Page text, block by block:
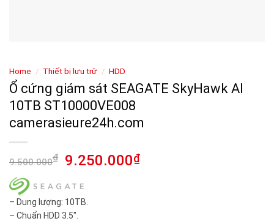
Home / Thiết bị lưu trữ / HDD
Ổ cứng giám sát SEAGATE SkyHawk AI
10TB ST10000VE008
camerasieure24h.com
9.500.000₫ 9.250.000₫
– Dung lượng: 10TB.
– Chuẩn HDD 3.5″.